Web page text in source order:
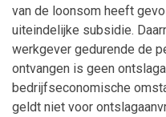
van de loonsom heeft
uiteindelijke subsidie.
werkgever gedurende de
ontvangen is geen
bedrijfseconomische
geldt niet voor